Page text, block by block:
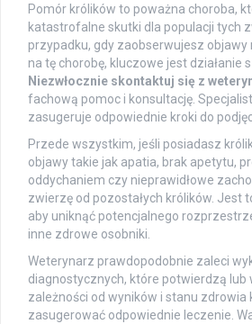
Pomór królików to poważna choroba,
katastrofalne skutki dla populacji tych
przypadku, gdy zaobserwujesz
na tę chorobę, kluczowe jest działanie
Niezwłocznie skontaktuj się z
fachową pomoc i konsultację.
zasugeruje odpowiednie kroki do
Przede wszystkim, jeśli posiadasz
objawy takie jak apatia, brak apetytu,
oddychaniem czy nieprawidłowe
zwierzę od pozostałych królików. Jest
aby uniknąć potencjalnego
inne zdrowe osobniki.
Weterynarz prawdopodobnie zaleci
diagnostycznych, które potwierdzą lub
zależności od wyników i stanu zdrowia
zasugerować odpowiednie leczenie.